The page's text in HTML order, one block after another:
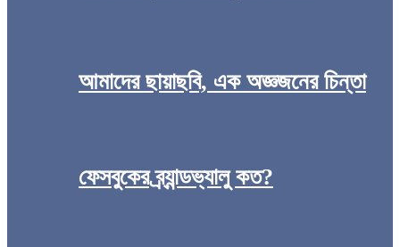
আমাদের ছায়াছবি, এক অজ্ঞজনের চিন্তা
ফেসবুকের ব্র্যান্ডভ্যালু কত?